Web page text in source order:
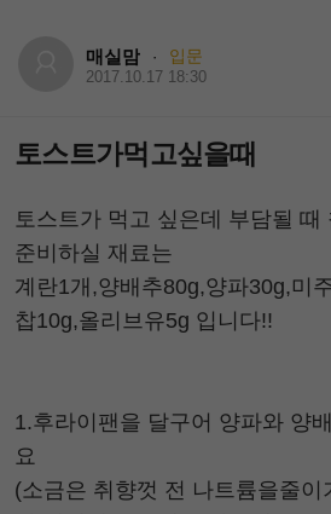
매실맘 · 입문
2017.10.17 18:30
토스트가먹고싶을때
토스트가 먹고 싶은데 부담될 때
준비하실 재료는
계란1개,양배추80g,양파30g,미
찹10g,올리브유5g 입니다!!
1.후라이팬을 달구어 양파와 양
요
(소금은 취향껏 전 나트륨을줄